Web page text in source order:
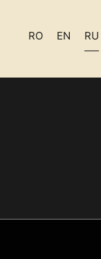
RO EN RU